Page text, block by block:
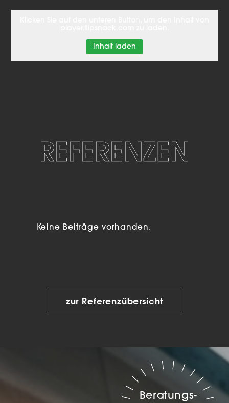
Inhalt laden
REFERENZEN
Keine Beiträge vorhanden.
zur Referenzübersicht
Beratungs-